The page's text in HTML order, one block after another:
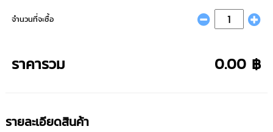
จำนวนที่จะซื้อ
ราคารวม 0.00 ฿
รายละเอียดสินค้า